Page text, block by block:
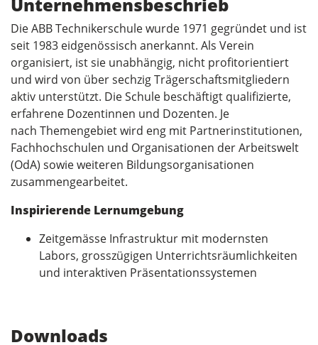
Die ABB Technikerschule wurde 1971 gegründet und ist
seit 1983 eidgenössisch anerkannt. Als Verein
organisiert, ist sie unabhängig, nicht profitorientiert
und wird von über sechzig Trägerschaftsmitgliedern
aktiv unterstützt. Die Schule beschäftigt qualifizierte,
erfahrene Dozentinnen und Dozenten. Je
nach Themengebiet wird eng mit Partnerinstitutionen,
Fachhochschulen und Organisationen der Arbeitswelt
(OdA) sowie weiteren Bildungsorganisationen
zusammengearbeitet.
Inspirierende Lernumgebung
Zeitgemässe Infrastruktur mit modernsten
Labors, grosszügigen Unterrichtsräumlichkeiten
und interaktiven Präsentationssystemen
Downloads